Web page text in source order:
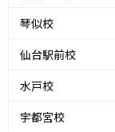
琴似校
仙台駅前校
水戸校
宇都宮校